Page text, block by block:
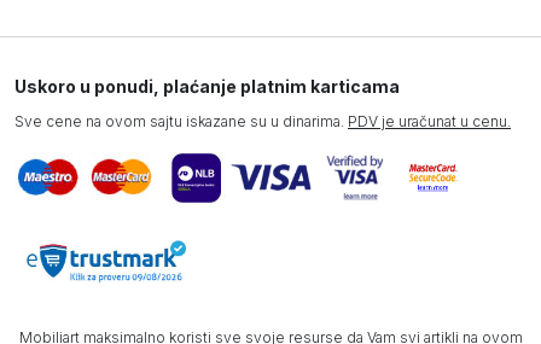
Uskoro u ponudi, plaćanje platnim karticama
Sve cene na ovom sajtu iskazane su u dinarima. PDV je uračunat u cenu.
Mobiliart maksimalno koristi sve svoje resurse da Vam svi artikli na ovom